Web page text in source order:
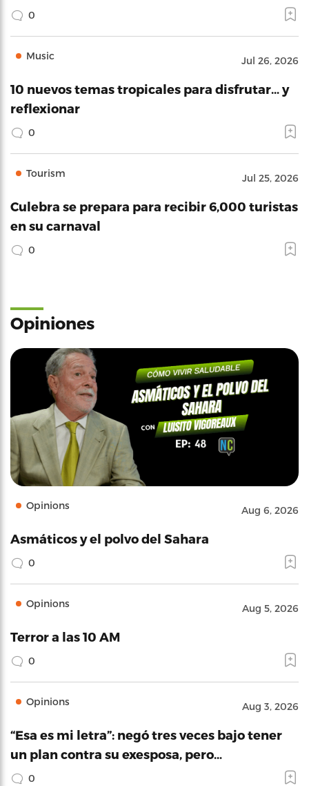
0
Music Jul 26, 2026
10 nuevos temas tropicales para disfrutar… y
reflexionar
0
Tourism Jul 25, 2026
Culebra se prepara para recibir 6,000 turistas
en su carnaval
0
Opiniones
Opinions Aug 6, 2026
Asmáticos y el polvo del Sahara
0
Opinions Aug 5, 2026
Terror a las 10 AM
0
Opinions Aug 3, 2026
“Esa es mi letra”: negó tres veces bajo tener
un plan contra su exesposa, pero…
0